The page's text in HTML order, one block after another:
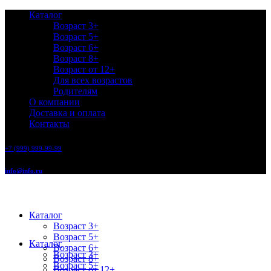
Каталог
Возраст 3+
Возраст 5+
Возраст 6+
Возраст 8+
Возраст от 12+
Для всех возрастов
Родителям
О компании
Доставка и оплата
Контакты
+7 (999) 999-99-99
info@info.ru
Каталог
Возраст 3+
Возраст 5+
Возраст 6+
Возраст 8+
Каталог
Возраст 3+
Возраст 5+